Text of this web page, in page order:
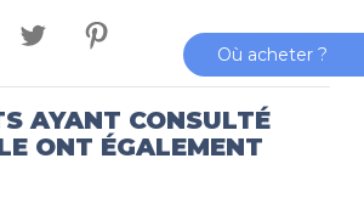
AYANT CONSULTÉ
ONT ÉGALEMENT
Où acheter ?